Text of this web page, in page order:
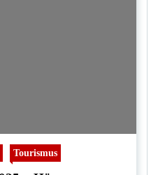
Tourismus